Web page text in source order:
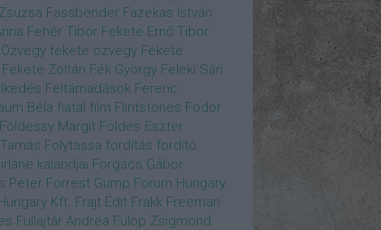
Fassbender Fazekas István
Fehér Tibor Fekete Ernő Tibor
fekete özvegy Fekete
Fekete Zoltán Fék György Feleki Sári
Feltámadások Ferenc
Béla fiatal film Flintstones Fodor
Földessy Margit Földes Eszter
Folytassa fordítás fordító
kalandjai Forgács Gábor
Péter Forrest Gump Forum Hungary
Kft. Frajt Edit Frakk Freeman
Fullajtár Andrea Fülöp Zsigmond